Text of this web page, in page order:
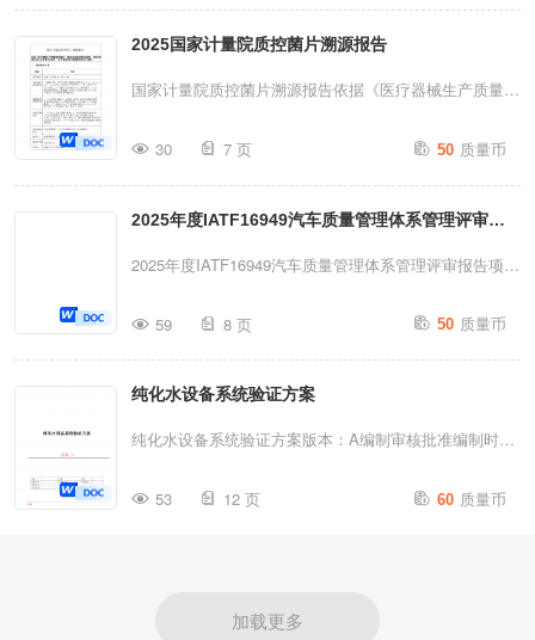
验证周期2026-11-12至2026-11-26(按计划完成，无延期)
报告编制人编制日期2026-11-27审核人审核日期2026-11-
编制报告编号：VP-UPW-VAL-2028-003一、验证基础信
息项目内容超纯水系统信息型号：产水能力：m³/h技术路
线：□RO+EDI口其他：系统编号：安装位置：(如：纯化
计要求，稳定产出合格超纯水；2验证超纯水水质满足….
……(如：微生物检测试剂配制/无菌产品清洗/内毒素检
测)用途的质量要求；3.建立超纯水系统日常监控与维护
2025国家计量院质控菌片溯源报告
国家计量院质控菌片溯源报告依据《医疗器械生产质量管
案管理办法》《医疗器械生产监督管理办法》编制一、报
告基本信息项目内容报告编号TRACE-MICRO-QC-2025-
001质控菌片基本信息1.菌株名称：枯草芽孢杆菌黑色变
种(Bacillussubtilisvar.niger,ATCC9372)2.浓度规格：
条件：2-8℃密封避光储存5.有效期：12个月(至2026-04-
01)6.生产单位：XX生物科技有限公司溯源标准物质信息
1.NIM标准物质编号：GBW(E)0850...
30 7 页 50 质量币
2025年度IATF16949汽车质量管理体系管理评审报
告
2025年度IATF16949汽车质量管理体系管理评审报告项目
质量管理体系的适宜性、充分性和有效性，并识别改进机
会和变更需求。二、评审时间2025年12月31日下午
13:30~17:30三、主持人及参会人员主持人：公司总经理
(×××)参会人员：质量部、工艺工程部、制造/设备部、采
四、管理评审会议地点公司205会议室五、评审内容及要
59 8 页 50 质量币
纯化水设备系统验证方案
纯化水设备系统验证方案版本：A编制审核批准编制时间
统验证方案文件编号版本页次目录1.验证方案的起草与审
53 12 页 60 质量币
加载更多